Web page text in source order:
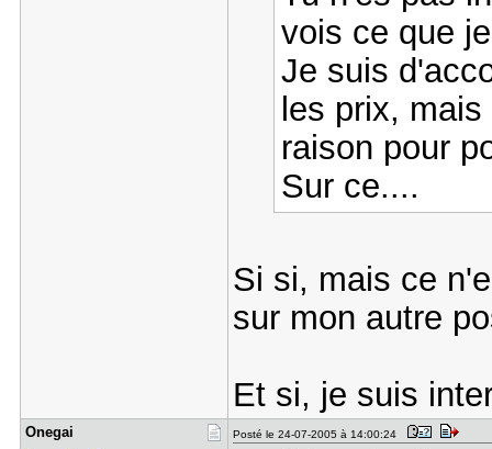
vois ce que
Je suis
les prix,
raison pour
Sur ce....
Si si, mais ce
sur mon autre
Et si, je suis
Onegai Posté le 24-07-2005 à 14:00:24